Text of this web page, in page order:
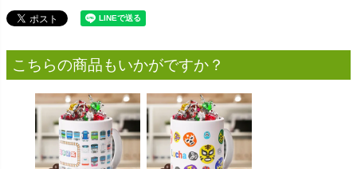
こちらの商品もいかがですか？